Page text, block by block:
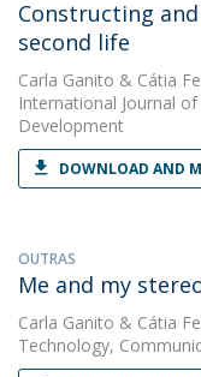
Constructing
second life
Carla Ganito & Cátia
International Journal
Development
DOWNLOAD AND
OUTRAS
Me and my
Carla Ganito & Cátia
Technology,